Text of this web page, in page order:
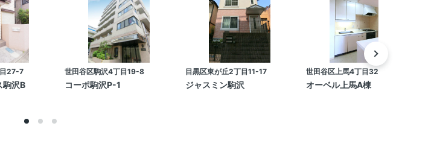
27-7
駒沢B
世田谷区駒沢4丁目19-8
コーポ駒沢P-1
目黒区東が丘2丁目11-17
ジャスミン駒沢
世田谷区上馬4丁目32-14
オーベル上馬A棟